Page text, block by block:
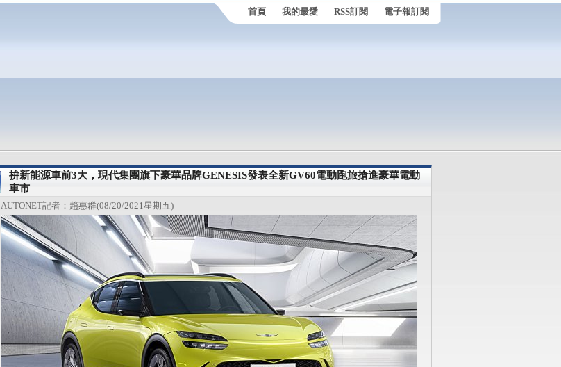
首頁 我的最愛 RSS訂閱 電子報訂閱
拚新能源車前3大，現代集團旗下豪華品牌GENESIS發表全新GV60電動跑旅搶進豪華電動
車市
AUTONET記者：趙惠群(08/20/2021星期五)